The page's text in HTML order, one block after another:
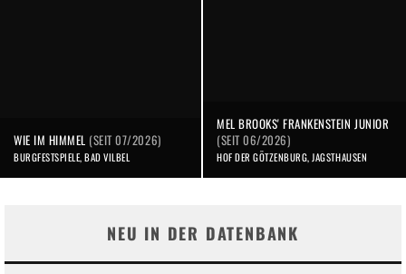
WIE IM HIMMEL (SEIT 07/2026)
BURGFESTSPIELE, BAD VILBEL
MEL BROOKS' FRANKENSTEIN JUNIOR
(SEIT 06/2026)
HOF DER GÖTZENBURG, JAGSTHAUSEN
NEU IN DER DATENBANK